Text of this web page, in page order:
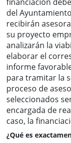
del
recibirán
su proyecto
analizarán la
elaborar el
informe
para tramitar la
proceso de
seleccionados
encargada de
caso, la
¿Qué es